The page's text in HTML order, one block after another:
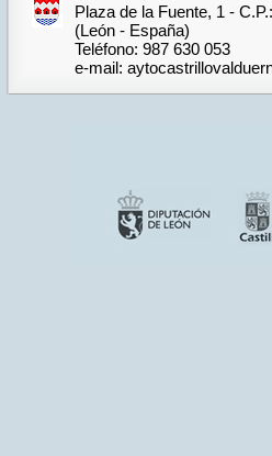
Plaza de la Fuente, 1 -
(León - España)
Teléfono: 987 630 053
e-mail: